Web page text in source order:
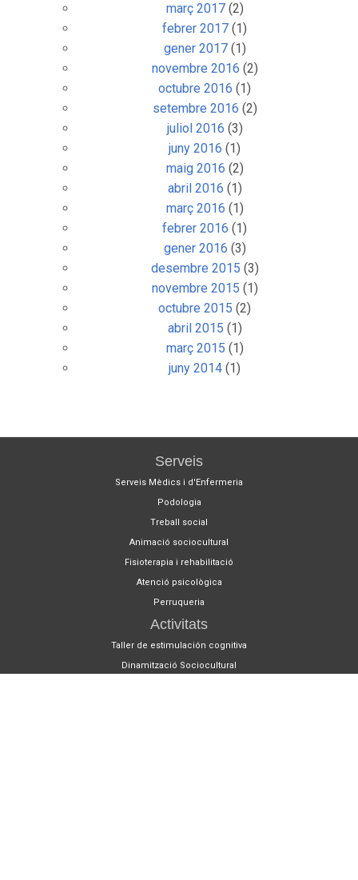
març 2017(2)
febrer 2017 (1)
gener 2017(1)
novembre 2016 (2)
octubre 2016 (1)
setembre 2016 (2)
juliol 2016 (3)
juny 2016 (1)
maig 2016 (2)
abril 2016 (1)
març 2016 (1)
febrer 2016 (1)
gener 2016 (3)
desembre 2015 (3)
novembre 2015 (1)
octubre 2015 (2)
abril 2015 (1)
març 2015 (1)
juny 2014 (1)
Serveis
Serveis Mèdics i d'Enfermeria
Podologia
Treball social
Animació sociocultural
Fisioterapia i rehabilitació
Atenció psicològica
Perruqueria
Activitats
Taller de estimulación cognitiva
Dinamització Sociocultural